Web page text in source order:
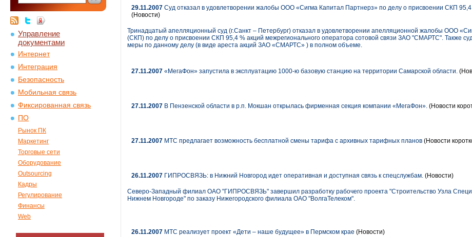
Управление
документами
Интернет
Интеграция
Безопасность
Мобильная связь
Фиксированная связь
ПО
Рынок ПК
Маркетинг
Торговые сети
Оборудование
Outsourcing
Кадры
Регулирование
Финансы
Web
29.11.2007 Суд отказал в удовлетворении жалобы ООО «Сигма Капитал Партнерз» по делу о присвоении СКП
(Новости)
Тринадцатый апелляционный суд (г.Санкт – Петербург) отказал в удовлетворении апелляционной жалобы ООО
(СКП) по делу о присвоении СКП 95,4 % акций межрегионального оператора сотовой связи ЗАО "СМАРТС". Также
меры по данному делу (в виде ареста акций ЗАО «СМАРТС» ) в полном объеме.
27.11.2007 «МегаФон» запустила в эксплуатацию 1000-ю базовую станцию на территории Самарской области.
27.11.2007 В Пензенской области в р.п. Мокшан открылась фирменная секция компании «МегаФон». (Новости
27.11.2007 МТС предлагает возможность бесплатной смены тарифа с архивных тарифных планов (Новости
26.11.2007 ГИПРОСВЯЗЬ: в Нижний Новгород идет оперативная и доступная связь к спецслужбам. (Новости)
Северо-Западный филиал ОАО "ГИПРОСВЯЗЬ" завершил разработку рабочего проекта "Строительство Узла
Нижнем Новгороде" по заказу Нижегородского филиала ОАО "ВолгаТелеком".
26.11.2007 МТС реализует проект «Дети – наше будущее» в Пермском крае (Новости)